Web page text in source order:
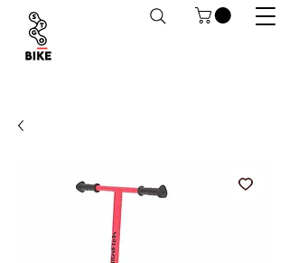
Despachos a todo Chile. Retiro en tiendas